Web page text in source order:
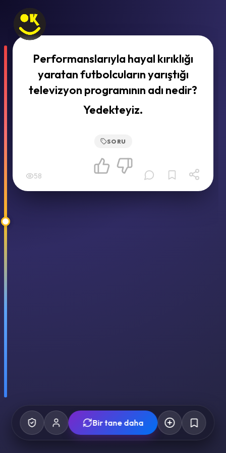
Performanslarıyla hayal kırıklığı
yaratan futbolcuların yarıştığı
televizyon programının adı nedir?
Yedekteyiz.
SORU
58
Bir tane daha